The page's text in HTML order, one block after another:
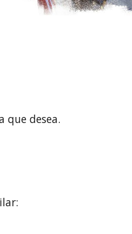
que desea.